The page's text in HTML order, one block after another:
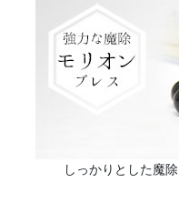
しっかりとした魔